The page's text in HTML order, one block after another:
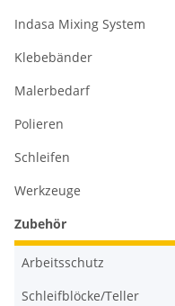
Indasa Mixing System
Klebebänder
Malerbedarf
Polieren
Schleifen
Werkzeuge
Zubehör
Arbeitsschutz
Schleifblöcke/Teller